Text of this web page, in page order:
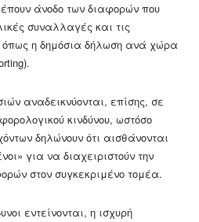
άνοδο των διαφορών που
συναλλαγές και τις
η δημόσια δήλωση ανά χώρα
αναδεικνύονται, επίσης, σε
κινδύνου, ωστόσο
δηλώνουν ότι αισθάνονται
για να διαχειριστούν την
στον συγκεκριμένο τομέα.
εντείνονται, η ισχυρή